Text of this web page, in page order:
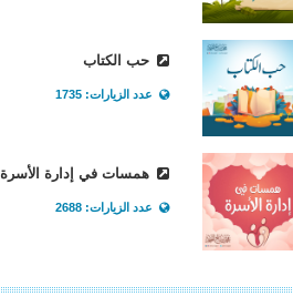
حب الكتاب
عدد الزيارات: 1735
همسات في إدارة الأسرة
عدد الزيارات: 2688